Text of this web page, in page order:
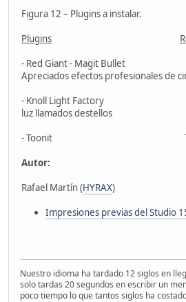
Figura 12 – Plugins a instalar.
Plugins
- Red Giant - Magit Bullet
Apreciados efectos profesionales de
- Knoll Light Factory
luz llamados destellos
- Toonit
Autor:
Rafael Martín (HYRAX)
Impresiones previas del Studio
Nuestro idioma ha tardado 12 siglos en
solo tardas 20 segundos en escribir un
poco tiempo lo que tantos siglos ha